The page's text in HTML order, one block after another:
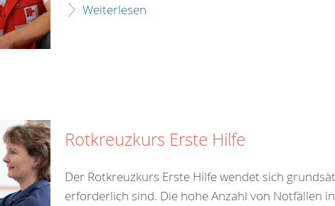
Weiterlesen
Rotkreuzkurs Erste Hilfe
Der Rotkreuzkurs Erste Hilfe wendet sich
erforderlich sind. Die hohe Anzahl von Notfällen